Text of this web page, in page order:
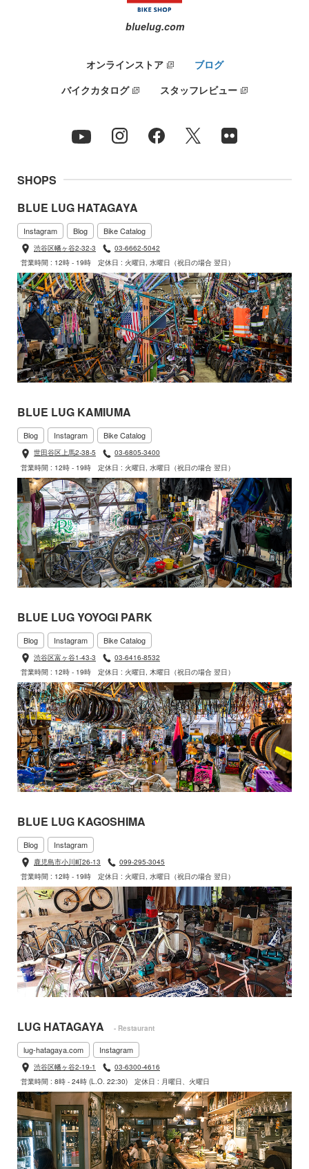
bluelug.com
オンラインストア
ブログ
バイクカタログ
スタッフレビュー
SHOPS
BLUE LUG HATAGAYA
Instagram Blog Bike Catalog
渋谷区幡ヶ谷2-32-3
03-6662-5042
営業時間 : 12時 - 19時
定休日 : 火曜日, 水曜日（祝日の場合 翌日）
BLUE LUG KAMIUMA
Blog Instagram Bike Catalog
世田谷区上馬2-38-5
03-6805-3400
営業時間 : 12時 - 19時
定休日 : 火曜日, 水曜日（祝日の場合 翌日）
BLUE LUG YOYOGI PARK
Blog Instagram Bike Catalog
渋谷区富ヶ谷1-43-3
03-6416-8532
営業時間 : 12時 - 19時
定休日 : 火曜日, 木曜日（祝日の場合 翌日）
BLUE LUG KAGOSHIMA
Blog Instagram
鹿児島市小川町26-13
099-295-3045
営業時間 : 12時 - 19時
定休日 : 火曜日, 水曜日（祝日の場合 翌日）
LUG HATAGAYA - Restaurant
lug-hatagaya.com Instagram
渋谷区幡ヶ谷2-19-1
03-6300-4616
営業時間 : 8時 - 24時 (L.O. 22:30)
定休日 : 月曜日、火曜日